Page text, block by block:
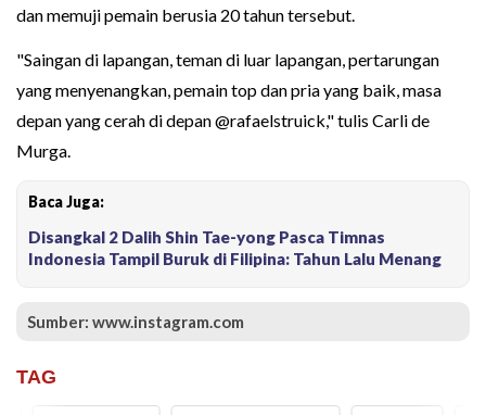
dan memuji pemain berusia 20 tahun tersebut.
"Saingan di lapangan, teman di luar lapangan, pertarungan
yang menyenangkan, pemain top dan pria yang baik, masa
depan yang cerah di depan @rafaelstruick," tulis Carli de
Murga.
Baca Juga:
Disangkal 2 Dalih Shin Tae-yong Pasca Timnas
Indonesia Tampil Buruk di Filipina: Tahun Lalu Menang
Sumber: www.instagram.com
TAG